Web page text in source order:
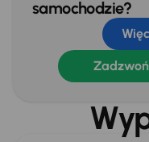
samochodzie?